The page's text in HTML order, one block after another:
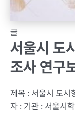
글
서울시 도
조사 연구
제목 : 서울시 도시
자 : 기관 : 서울시